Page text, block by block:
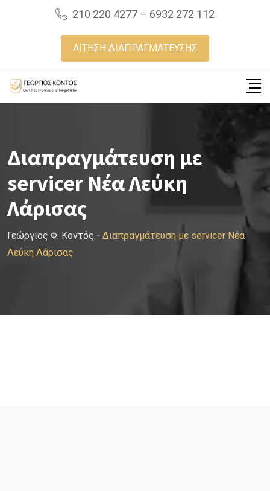
210 220 4277 – 6932 272 112
ΑΙΤΗΣΗ ΔΙΑΠΡΑΓΜΑΤΕΥΣΗΣ
Διαπραγμάτευση με
servicer Νέα Λεύκη
Λάρισας
Γεώργιος Φ. Κοντός - Διαπραγμάτευση με servicer Νέα
Λεύκη Λάρισας